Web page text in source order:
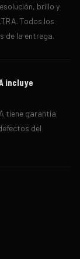
brillo y
Todos los
de la entrega.
incluye
tiene garantía
del